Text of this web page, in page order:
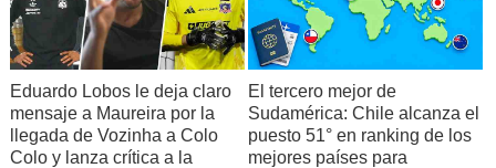
Eduardo Lobos le deja claro
mensaje a Maureira por la
llegada de Vozinha a Colo
Colo y lanza crítica a la
El tercero mejor de
Sudamérica: Chile alcanza el
puesto 51° en ranking de los
mejores países para